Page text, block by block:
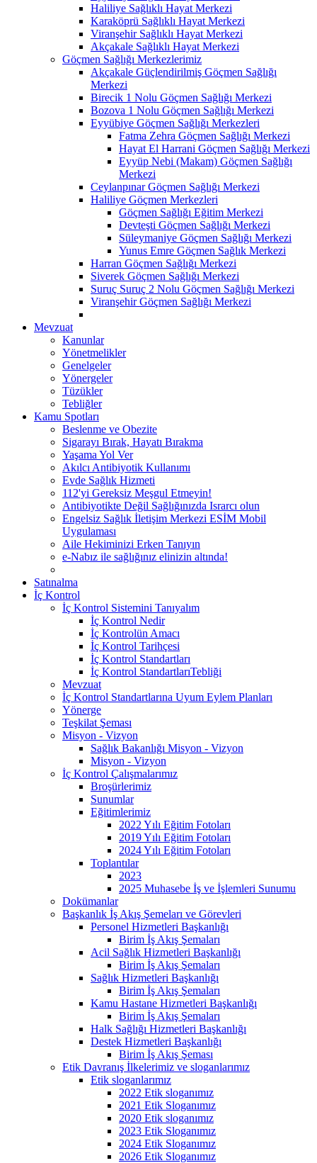
Haliliye Sağlıklı Hayat Merkezi
Karaköprü Sağlıklı Hayat Merkezi
Viranşehir Sağlıklı Hayat Merkezi
Akçakale Sağlıklı Hayat Merkezi
Göçmen Sağlığı Merkezlerimiz
Akçakale Güçlendirilmiş Göçmen Sağlığı
Merkezi
Birecik 1 Nolu Göçmen Sağlığı Merkezi
Bozova 1 Nolu Göçmen Sağlığı Merkezi
Eyyübiye Göçmen Sağlığı Merkezleri
Fatma Zehra Göçmen Sağlığı Merkezi
Hayat El Harrani Göçmen Sağlığı Merkezi
Eyyüp Nebi (Makam) Göçmen Sağlığı
Merkezi
Ceylanpınar Göçmen Sağlığı Merkezi
Haliliye Göçmen Merkezleri
Göçmen Sağlığı Eğitim Merkezi
Devteşti Göçmen Sağlığı Merkezi
Süleymaniye Göçmen Sağlığı Merkezi
Yunus Emre Göçmen Sağlık Merkezi
Harran Göçmen Sağlığı Merkezi
Siverek Göçmen Sağlığı Merkezi
Suruç Suruç 2 Nolu Göçmen Sağlığı Merkezi
Viranşehir Göçmen Sağlığı Merkezi
Mevzuat
Kanunlar
Yönetmelikler
Genelgeler
Yönergeler
Tüzükler
Tebliğler
Kamu Spotları
Beslenme ve Obezite
Sigarayı Bırak, Hayatı Bırakma
Yaşama Yol Ver
Akılcı Antibiyotik Kullanımı
Evde Sağlık Hizmeti
112'yi Gereksiz Meşgul Etmeyin!
Antibiyotikte Değil Sağlığınızda Israrcı olun
Engelsiz Sağlık İletişim Merkezi ESİM Mobil
Uygulaması
Aile Hekiminizi Erken Tanıyın
e-Nabız ile sağlığınız elinizin altında!
Satınalma
İç Kontrol
İç Kontrol Sistemini Tanıyalım
İç Kontrol Nedir
İç Kontrolün Amacı
İç Kontrol Tarihçesi
İç Kontrol Standartları
İç Kontrol StandartlarıTebliği
Mevzuat
İç Kontrol Standartlarına Uyum Eylem Planları
Yönerge
Teşkilat Şeması
Misyon - Vizyon
Sağlık Bakanlığı Misyon - Vizyon
Misyon - Vizyon
İç Kontrol Çalışmalarımız
Broşürlerimiz
Sunumlar
Eğitimlerimiz
2022 Yılı Eğitim Fotoları
2019 Yılı Eğitim Fotoları
2024 Yılı Eğitim Fotoları
Toplantılar
2023
2025 Muhasebe İş ve İşlemleri Sunumu
Dokümanlar
Başkanlık İş Akış Şemeları ve Görevleri
Personel Hizmetleri Başkanlığı
Birim İş Akış Şemaları
Acil Sağlık Hizmetleri Başkanlığı
Birim İş Akış Şemaları
Sağlık Hizmetleri Başkanlığı
Birim İş Akış Şemaları
Kamu Hastane Hizmetleri Başkanlığı
Birim İş Akış Şemaları
Halk Sağlığı Hizmetleri Başkanlığı
Destek Hizmetleri Başkanlığı
Birim İş Akış Şeması
Etik Davranış İlkelerimiz ve sloganlarımız
Etik sloganlarımız
2022 Etik sloganımız
2021 Etik Sloganımız
2020 Etik sloganımız
2023 Etik Sloganımız
2024 Etik Sloganımız
2026 Etik Sloganımız